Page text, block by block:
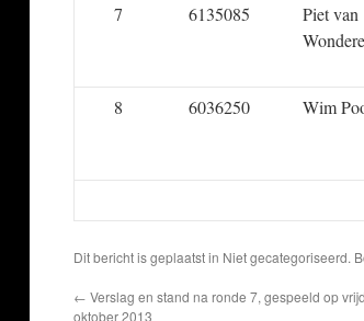
7 6135085
Piet van
8 6036250 Wim
Dit bericht is geplaatst in Niet gecategoriseerd.
← Verslag en stand na ronde 7, gespeeld op
oktober 2013